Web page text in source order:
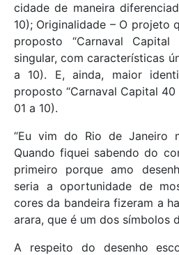
cidade de maneira
10); Originalidade – O projeto
proposto “Carnaval
singular, com características
a 10). E, ainda, maior
proposto “Carnaval Capital
01 a 10).
“Eu vim do Rio de Janeiro
Quando fiquei sabendo do
primeiro porque amo
seria a oportunidade de
cores da bandeira fizeram a
arara, que é um dos símbolos
A respeito do desenho